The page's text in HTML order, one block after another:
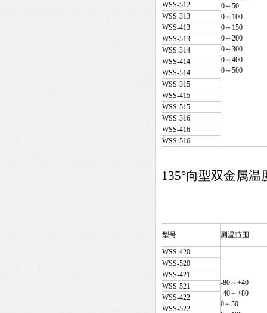
0～50
0～100
0～150
0～200
0～300
0～400
0～500
WSS-512
WSS-313
WSS-413
WSS-513
WSS-314
WSS-414
WSS-514
WSS-315
WSS-415
WSS-515
WSS-316
WSS-416
WSS-516
135°向型双金属温
型号 测温范围
WSS-420
-80～+40
-40～+80
0～50
WSS-520
WSS-421
WSS-521
WSS-422
WSS-522